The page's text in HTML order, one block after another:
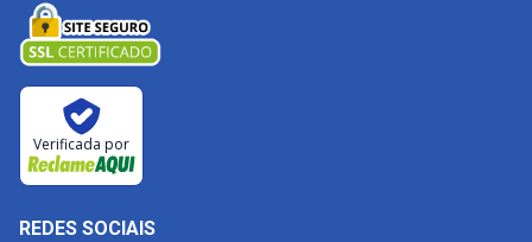
Verificada por
REDES SOCIAIS